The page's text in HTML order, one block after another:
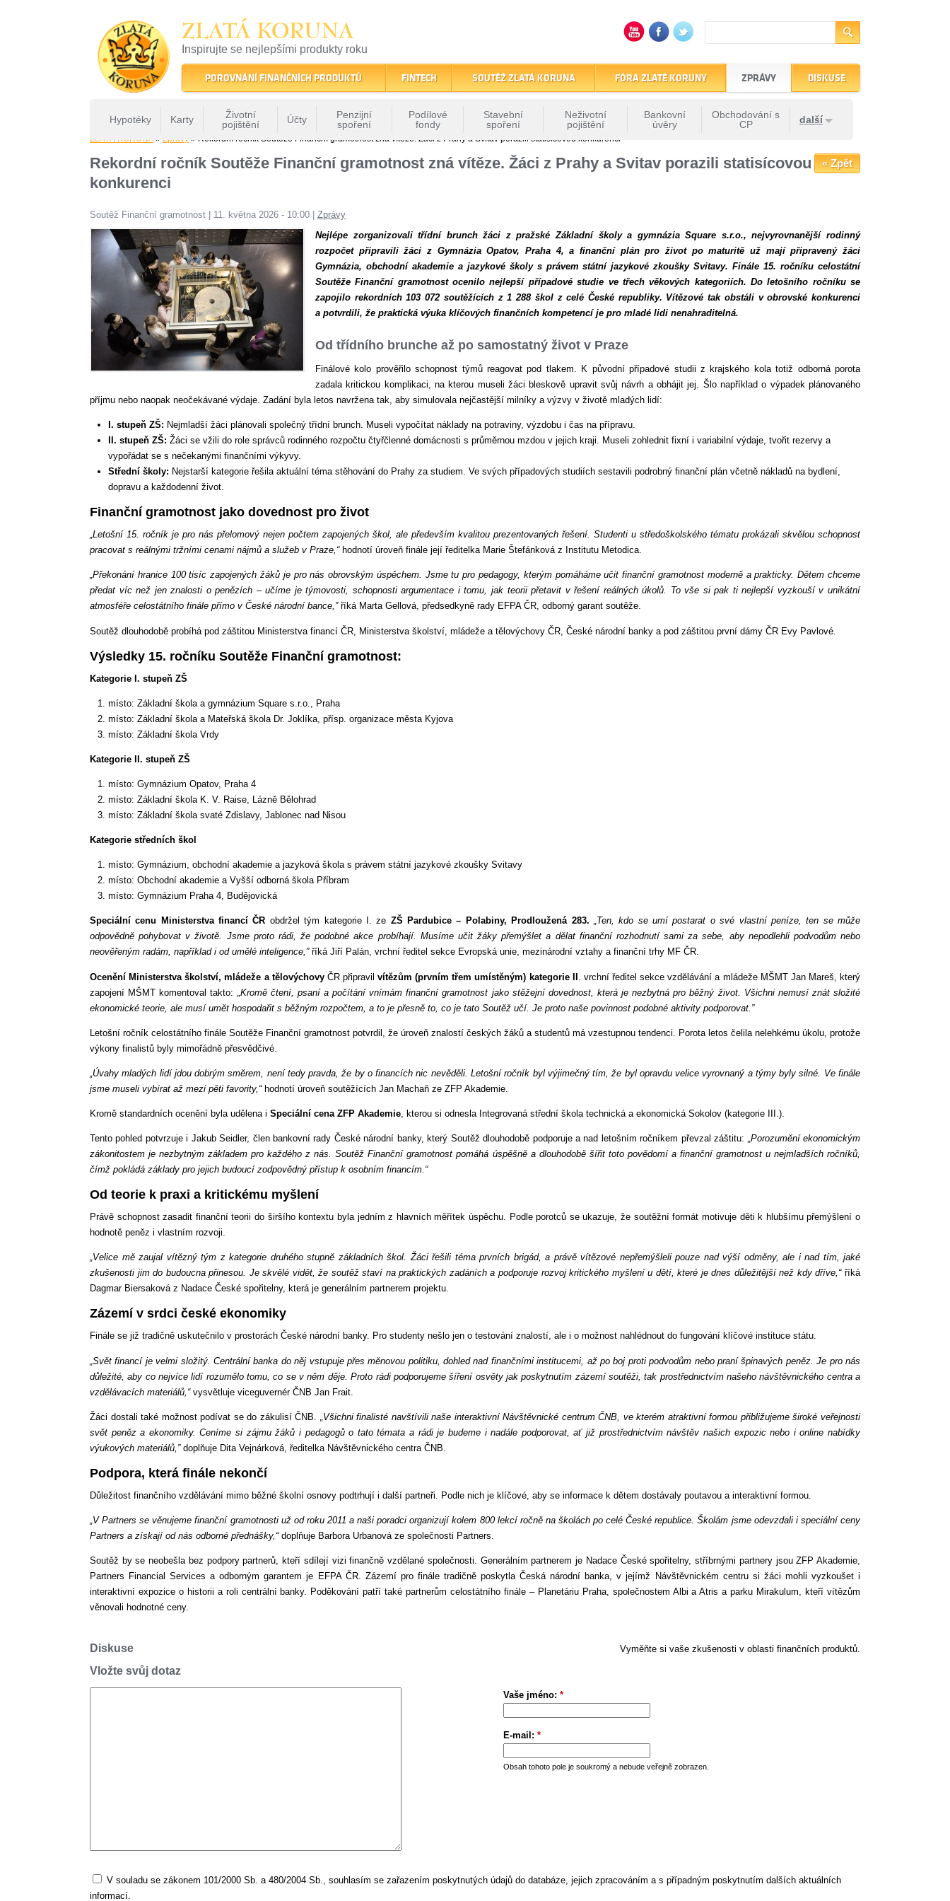
ZLATÁ KORUNA
Inspirujte se nejlepšími produkty roku
22 let tradice a kvality na finančním trhu
POROVNÁNÍ FINANČNÍCH PRODUKTŮ FINTECH SOUTĚŽ ZLATÁ KORUNA FÓRA ZLATÉ KORUNY ZPRÁVY
Hypotéky Karty
Životní
pojištění
Účty
Penzijní
spoření
Podílové
fondy
Stavební
spoření
Neživotní
pojištění
Bankovní
úvěry
Obchodování s
CP
další
DISKUSE
ZLATÁ KORUNA» Zprávy » Rekordní ročník Soutěže Finanční gramotnost zná vítěze. Žáci z Prahy a Svitav porazili statisícovou konkurenci
« Zpět
Rekordní ročník Soutěže Finanční gramotnost zná vítěze. Žáci z Prahy a Svitav porazili statisícovou
konkurenci
Soutěž Finanční gramotnost 11. května 2026 - 10:00
Zprávy
Nejlépe zorganizovali třídní brunch žáci z pražské Základní školy a gymnázia Square s.r.o., nejvyrovnanější rodinný
rozpočet připravili žáci z Gymnázia Opatov, Praha 4, a finanční plán pro život po maturitě už mají připravený žáci
Gymnázia, obchodní akademie a jazykové školy s právem státní jazykové zkoušky Svitavy. Finále 15. ročníku celostátní
Soutěže Finanční gramotnost ocenilo nejlepší případové studie ve třech věkových kategoriích. Do letošního ročníku se
zapojilo rekordních 103 072 soutěžících z 1 288 škol z celé České republiky. Vítězové tak obstáli v obrovské konkurenci
a potvrdili, že praktická výuka klíčových finančních kompetencí je pro mladé lidi nenahraditelná.
Od třídního brunche až po samostatný život v Praze
Finálové kolo prověřilo schopnost týmů reagovat pod tlakem. K původní případové studii z krajského kola totiž odborná porota
zadala kritickou komplikaci, na kterou museli žáci bleskově upravit svůj návrh a obhájit jej. Šlo například o výpadek plánovaného
příjmu nebo naopak neočekávané výdaje. Zadání byla letos navržena tak, aby simulovala nejčastější milníky a výzvy v životě mladých lidí:
I. stupeň ZŠ: Nejmladší žáci plánovali společný třídní brunch. Museli vypočítat náklady na potraviny, výzdobu i čas na přípravu.
II. stupeň ZŠ: Žáci se vžili do role správců rodinného rozpočtu čtyřčlenné domácnosti s průměrnou mzdou v jejich kraji. Museli zohlednit fixní i variabilní výdaje, tvořit rezervy a
vypořádat se s nečekanými finančními výkyvy.
Střední školy: Nejstarší kategorie řešila aktuální téma stěhování do Prahy za studiem. Ve svých případových studiích sestavili podrobný finanční plán včetně nákladů na bydlení,
dopravu a každodenní život.
Finanční gramotnost jako dovednost pro život
„Letošní 15. ročník je pro nás přelomový nejen počtem zapojených škol, ale především kvalitou prezentovaných řešení. Studenti u středoškolského tématu prokázali skvělou schopnost
pracovat s reálnými tržními cenami nájmů a služeb v Praze,“hodnotí úroveň finále její ředitelka Marie Štefánková z Institutu Metodica.
„Překonání hranice 100 tisíc zapojených žáků je pro nás obrovským úspěchem. Jsme tu pro pedagogy, kterým pomáháme učit finanční gramotnost moderně a prakticky. Dětem chceme
předat víc než jen znalosti o penězích – učíme je týmovosti, schopnosti argumentace i tomu, jak teorii přetavit v řešení reálných úkolů. To vše si pak ti nejlepší vyzkouší v unikátní
atmosféře celostátního finále přímo v České národní bance,” říká Marta Gellová, předsedkyně rady EFPA ČR, odborný garant soutěže.
Soutěž dlouhodobě probíhá pod záštitou Ministerstva financí ČR, Ministerstva školství, mládeže a tělovýchovy ČR, České národní banky a pod záštitou první dámy ČR Evy Pavlové.
Výsledky 15. ročníku Soutěže Finanční gramotnost:
Kategorie I. stupeň ZŠ
místo: Základní škola a gymnázium Square s.r.o., Praha
místo: Základní škola a Mateřská škola Dr. Joklíka, přísp. organizace města Kyjova
místo: Základní škola Vrdy
Kategorie II. stupeň ZŠ
místo: Gymnázium Opatov, Praha 4
místo: Základní škola K. V. Raise, Lázně Bělohrad
místo: Základní škola svaté Zdislavy, Jablonec nad Nisou
Kategorie středních škol
místo: Gymnázium, obchodní akademie a jazyková škola s právem státní jazykové zkoušky Svitavy
místo: Obchodní akademie a Vyšší odborná škola Příbram
místo: Gymnázium Praha 4, Budějovická
Speciální cenu Ministerstva financí ČR obdržel tým kategorie I. ze ZŠ Pardubice – Polabiny, Prodloužená 283. „Ten, kdo se umí postarat o své vlastní peníze, ten se může
odpovědně pohybovat v životě. Jsme proto rádi, že podobné akce probíhají. Musíme učit žáky přemýšlet a dělat finanční rozhodnutí sami za sebe, aby nepodlehli podvodům nebo
neověřeným radám, například i od umělé inteligence,”říká Jiří Palán, vrchní ředitel sekce Evropská unie, mezinárodní vztahy a finanční trhy MF ČR.
Ocenění Ministerstva školství, mládeže a tělovýchovy ČR připravilvítězům (prvním třem umístěným) kategorie II . vrchní ředitel sekce vzdělávání a mládeže MŠMT Jan Mareš, který
zapojení MŠMT komentoval takto:
„Kromě čtení, psaní a počítání vnímám finanční gramotnost jako stěžejní dovednost, která je nezbytná pro běžný život. Všichni nemusí znát složité
ekonomické teorie, ale musí umět hospodařit s běžným rozpočtem, a to je přesně to, co je tato Soutěž učí. Je proto naše povinnost podobné aktivity podporovat.”
Letošní ročník celostátního finále Soutěže Finanční gramotnost potvrdil, že úroveň znalostí českých žáků a studentů má vzestupnou tendenci. Porota letos čelila nelehkému úkolu, protože
výkony finalistů byly mimořádně přesvědčivé.
„Úvahy mladých lidí jdou dobrým směrem, není tedy pravda, že by o financích nic nevěděli. Letošní ročník byl výjimečný tím, že byl opravdu velice vyrovnaný a týmy byly silné. Ve finále
jsme museli vybírat až mezi pěti favority,“hodnotí úroveň soutěžících Jan Machaň ze ZFP Akademie.
Kromě standardních ocenění byla udělena i Speciální cena ZFP Akademie , kterou si odnesla Integrovaná střední škola technická a ekonomická Sokolov (kategorie III.).
Tento pohled potvrzuje i Jakub Seidler, člen bankovní rady České národní banky, který Soutěž dlouhodobě podporuje a nad letošním ročníkem převzal záštitu: „Porozumění ekonomickým
zákonitostem je nezbytným základem pro každého z nás. Soutěž Finanční gramotnost pomáhá úspěšně a dlouhodobě šířit toto povědomí a finanční gramotnost u nejmladších ročníků,
čímž pokládá základy pro jejich budoucí zodpovědný přístup k osobním financím.“
Od teorie k praxi a kritickému myšlení
Právě schopnost zasadit finanční teorii do širšího kontextu byla jedním z hlavních měřítek úspěchu. Podle porotců se ukazuje, že soutěžní formát motivuje děti k hlubšímu přemýšlení o
hodnotě peněz i vlastním rozvoji.
„Velice mě zaujal vítězný tým z kategorie druhého stupně základních škol. Žáci řešili téma prvních brigád, a právě vítězové nepřemýšleli pouze nad výší odměny, ale i nad tím, jaké
zkušenosti jim do budoucna přinesou. Je skvělé vidět, že soutěž staví na praktických zadáních a podporuje rozvoj kritického myšlení u dětí, které je dnes důležitější než kdy dříve,“říká
Dagmar Biersaková z Nadace České spořitelny, která je generálním partnerem projektu.
Zázemí v srdci české ekonomiky
Finále se již tradičně uskutečnilo v prostorách České národní banky. Pro studenty nešlo jen o testování znalostí, ale i o možnost nahlédnout do fungování klíčové instituce státu.
„Svět financí je velmi složitý. Centrální banka do něj vstupuje přes měnovou politiku, dohled nad finančními institucemi, až po boj proti podvodům nebo praní špinavých peněz. Je pro nás
důležité, aby co nejvíce lidí rozumělo tomu, co se v něm děje. Proto rádi podporujeme šíření osvěty jak poskytnutím zázemí soutěži, tak prostřednictvím našeho návštěvnického centra a
vzdělávacích materiálů,“vysvětluje viceguvernér ČNB Jan Frait.
Žáci dostali také možnost podívat se do zákulisí ČNB.
„Všichni finalisté navštívili naše interaktivní Návštěvnické centrum ČNB, ve kterém atraktivní formou přibližujeme široké veřejnosti
svět peněz a ekonomiky. Ceníme si zájmu žáků i pedagogů o tato témata a rádi je budeme i nadále podporovat, ať již prostřednictvím návštěv našich expozic nebo i online nabídky
výukových materiálů,” doplňuje Dita Vejnárková, ředitelka Návštěvnického centra ČNB.
Podpora, která finále nekončí
Důležitost finančního vzdělávání mimo běžné školní osnovy podtrhují i další partneři. Podle nich je klíčové, aby se informace k dětem dostávaly poutavou a interaktivní formou.
„V Partners se věnujeme finanční gramotnosti už od roku 2011 a naši poradci organizují kolem 800 lekcí ročně na školách po celé České republice. Školám jsme odevzdali i speciální ceny
Partners a získají od nás odborné přednášky,“doplňuje Barbora Urbanová ze společnosti Partners.
Soutěž by se neobešla bez podpory partnerů, kteří sdílejí vizi finančně vzdělané společnosti. Generálním partnerem je Nadace České spořitelny, stříbrnými partnery jsou ZFP Akademie,
Partners Financial Services a odborným garantem je EFPA ČR. Zázemí pro finále tradičně poskytla Česká národní banka, v jejímž Návštěvnickém centru si žáci mohli vyzkoušet i
interaktivní expozice o historii a roli centrální banky. Poděkování patří také partnerům celostátního finále – Planetáriu Praha, společnostem Albi a Atris a parku Mirakulum, kteří vítězům
věnovali hodnotné ceny.
Vyměňte si vaše zkušenosti v oblasti finančních produktů.
Diskuse
Vložte svůj dotaz
Vaše jméno: *
E-mail: *
Obsah tohoto pole je soukromý a nebude veřejně zobrazen.
V souladu se zákonem 101/2000 Sb. a 480/2004 Sb., souhlasím se zařazením poskytnutých údajů do databáze, jejich zpracováním a s případným poskytnutím dalších aktuálních
informací.